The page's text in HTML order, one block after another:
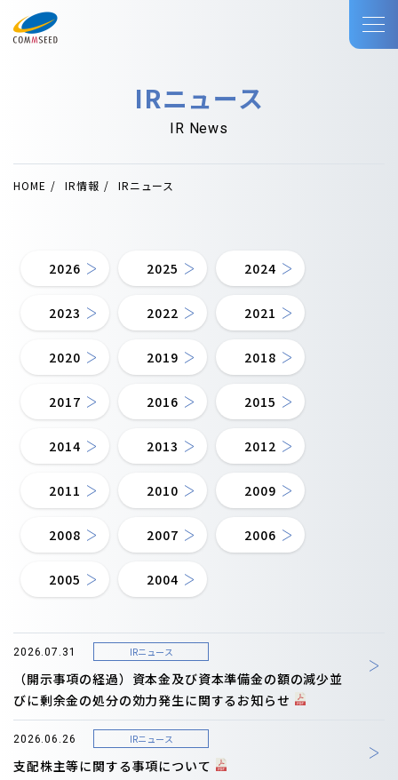
IRニュース
IR News
HOME IR情報 IRニュース
2026 2025 2024
2023 2022 2021
2020 2019 2018
2017 2016 2015
2014 2013 2012
2011 2010 2009
2008 2007 2006
2005 2004
2026.07.31 IRニュース
（開示事項の経過）資本金及び資本準備金の額の減少並
びに剰余金の処分の効力発生に関するお知らせ
2026.06.26 IRニュース
支配株主等に関する事項について